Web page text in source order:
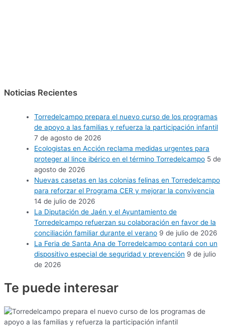
Noticias Recientes
Torredelcampo prepara el nuevo curso de los programas
de apoyo a las familias y refuerza la participación infantil
7 de agosto de 2026
Ecologistas en Acción reclama medidas urgentes para
proteger al lince ibérico en el término Torredelcampo 5 de
agosto de 2026
Nuevas casetas en las colonias felinas en Torredelcampo
para reforzar el Programa CER y mejorar la convivencia
14 de julio de 2026
La Diputación de Jaén y el Ayuntamiento de
Torredelcampo refuerzan su colaboración en favor de la
conciliación familiar durante el verano 9 de julio de 2026
La Feria de Santa Ana de Torredelcampo contará con un
dispositivo especial de seguridad y prevención 9 de julio
de 2026
Te puede interesar